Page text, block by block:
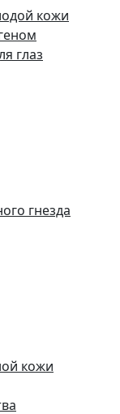
кожи
глаз
гнезда
кожи